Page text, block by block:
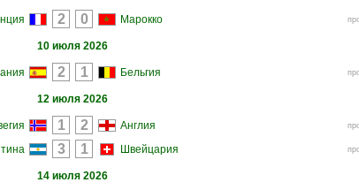
Марокко
10 июля 2026
Бельгия
12 июля 2026
Англия
Швейцария
14 июля 2026